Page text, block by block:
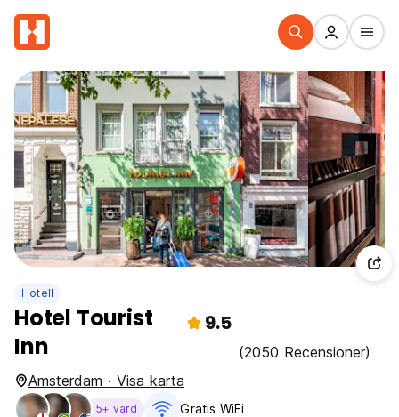
Hotell
Hotel Tourist
Inn
9.5
(2050 Recensioner)
Amsterdam · Visa karta
5+ värd Gratis WiFi